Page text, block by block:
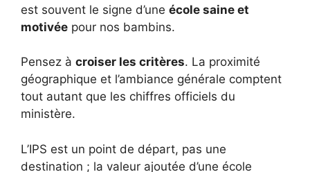
est souvent le signe d’une école saine et
motivée pour nos bambins.
Pensez à croiser les critères. La proximité
géographique et l’ambiance générale comptent
tout autant que les chiffres officiels du
ministère.
L’IPS est un point de départ, pas une
destination ; la valeur ajoutée d’une école